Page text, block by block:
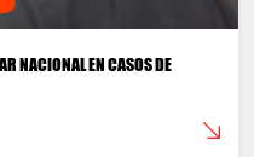
NACIONAL EN CASOS DE